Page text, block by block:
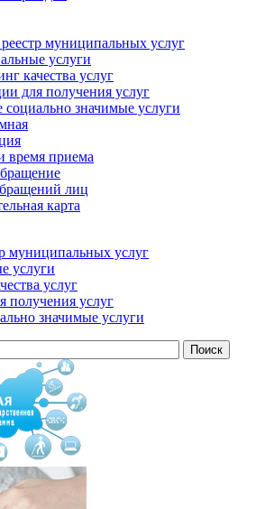
муниципальных услуг
услуги
качества услуг
для получения услуг
значимые услуги
время приема
лиц
карта
муниципальных услуг
услуги
услуг
получения услуг
значимые услуги